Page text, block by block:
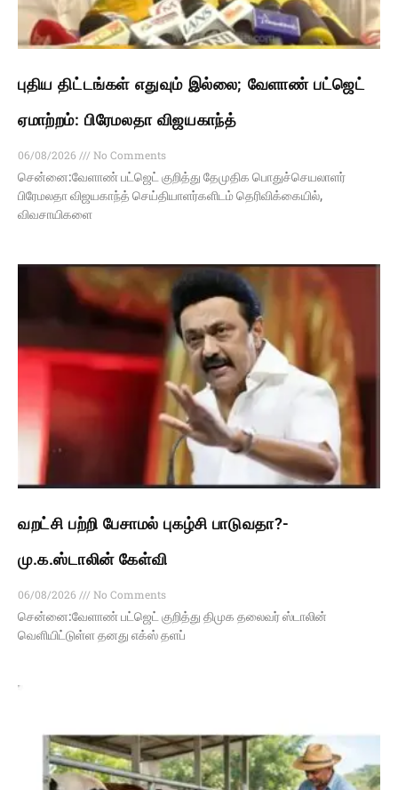
புதிய திட்டங்கள் எதுவும் இல்லை; வேளாண் பட்ஜெட்
ஏமாற்றம்: பிரேமலதா விஜயகாந்த்
06/08/2026
No Comments
சென்னை:வேளாண் பட்ஜெட் குறித்து தேமுதிக பொதுச்செயலாளர்
பிரேமலதா விஜயகாந்த் செய்தியாளர்களிடம் தெரிவிக்கையில்,
விவசாயிகளை
வறட்சி பற்றி பேசாமல் புகழ்சி பாடுவதா?-
மு.க.ஸ்டாலின் கேள்வி
06/08/2026
No Comments
சென்னை:வேளாண் பட்ஜெட் குறித்து திமுக தலைவர் ஸ்டாலின்
வெளியிட்டுள்ள தனது எக்ஸ் தளப்